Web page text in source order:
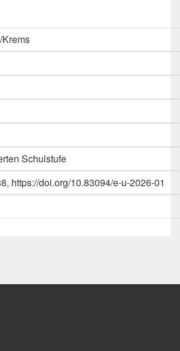
Schulstufe
https://doi.org/10.83094/e-u-2026-01